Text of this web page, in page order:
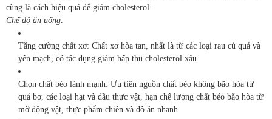
cũng là cách hiệu quả để giảm cholesterol.
Chế độ ăn uống:
Tăng cường chất xơ: Chất xơ hòa tan, nhất là từ các loại rau củ quả và
yến mạch, có tác dụng giảm hấp thu cholesterol xấu.
Chọn chất béo lành mạnh: Ưu tiên nguồn chất béo không bão hòa từ
quả bơ, các loại hạt và dầu thực vật, hạn chế lượng chất béo bão hòa từ
mỡ động vật, thực phẩm chiên và đồ ăn nhanh.